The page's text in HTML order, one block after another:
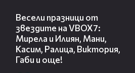
Весели празници от
звездите на VBOX7:
Мирела и Илиян, Мани,
Касим, Ралица, Виктория,
Габи и още!